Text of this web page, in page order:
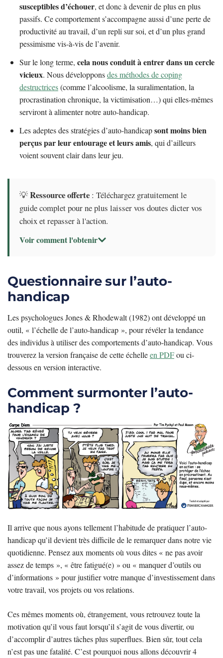
susceptibles d’échouer, et donc à devenir de plus en plus
passifs. Ce comportement s’accompagne aussi d’une perte de
productivité au travail, d’un repli sur soi, et d’un plus grand
pessimisme vis-à-vis de l’avenir.
Sur le long terme, cela nous conduit à entrer dans un cercle
vicieux. Nous développonsdes méthodes de coping
destructrices(comme l’alcoolisme, la suralimentation, la
procrastination chronique, la victimisation…) qui elles-mêmes
serviront à alimenter notre auto-handicap.
Les adeptes des stratégies d’auto-handicapsont moins bien
perçus par leur entourage et leurs amis, qui d’ailleurs
voient souvent clair dans leur jeu.
💡Ressource offerte : Téléchargez gratuitement le
guide complet pour ne plus laisser vos doutes dicter vos
choix et repasser à l'action.
Voir comment l'obtenir
Questionnaire sur l’auto-
handicap
Les psychologues Jones & Rhodewalt (1982) ont développé un
outil, « l’échelle de l’auto-handicap », pour révéler la tendance
des individus à utiliser des comportements d’auto-handicap. Vous
trouverez la version française de cette échelleen PDFou ci-
dessous en version interactive.
Comment surmonter l’auto-
handicap ?
Il arrive que nous ayons tellement l’habitude de pratiquer l’auto-
handicap qu’il devient très difficile de le remarquer dans notre vie
quotidienne. Pensez aux moments où vous dites « ne pas avoir
assez de temps », « être fatigué(e) » ou « manquer d’outils ou
d’informations » pour justifier votre manque d’investissement dans
votre travail, vos projets ou vos relations.
Ces mêmes moments où, étrangement, vous retrouvez toute la
motivation qu’il vous faut lorsqu’il s’agit de vous divertir, ou
d’accomplir d’autres tâches plus superflues. Bien sûr, tout cela
n’est pas une fatalité. C’est pourquoi nous allons découvrir 4